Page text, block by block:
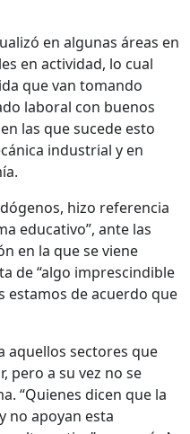
en algunas áreas en
en actividad, lo cual
que van tomando
laboral con buenos
las que sucede esto
industrial y en
hizo referencia
educativo”, ante las
en la que se viene
de “algo imprescindible
estamos de acuerdo que
aquellos sectores que
pero a su vez no se
“Quienes dicen que la
no apoyan esta